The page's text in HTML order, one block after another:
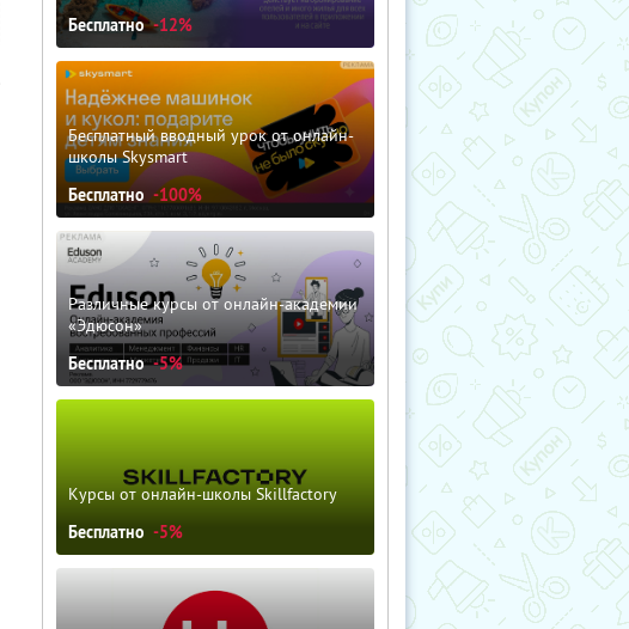
Бесплатно -12%
Бесплатный вводный урок от онлайн-
школы Skysmart
Бесплатно -100%
Различные курсы от онлайн-академии
«Эдюсон»
Бесплатно -5%
Курсы от онлайн-школы Skillfactory
Бесплатно -5%